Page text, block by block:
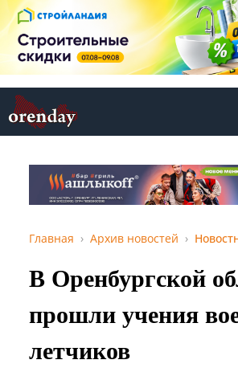
Главная Архив новостей
В Оренбургской
прошли учения
летчиков